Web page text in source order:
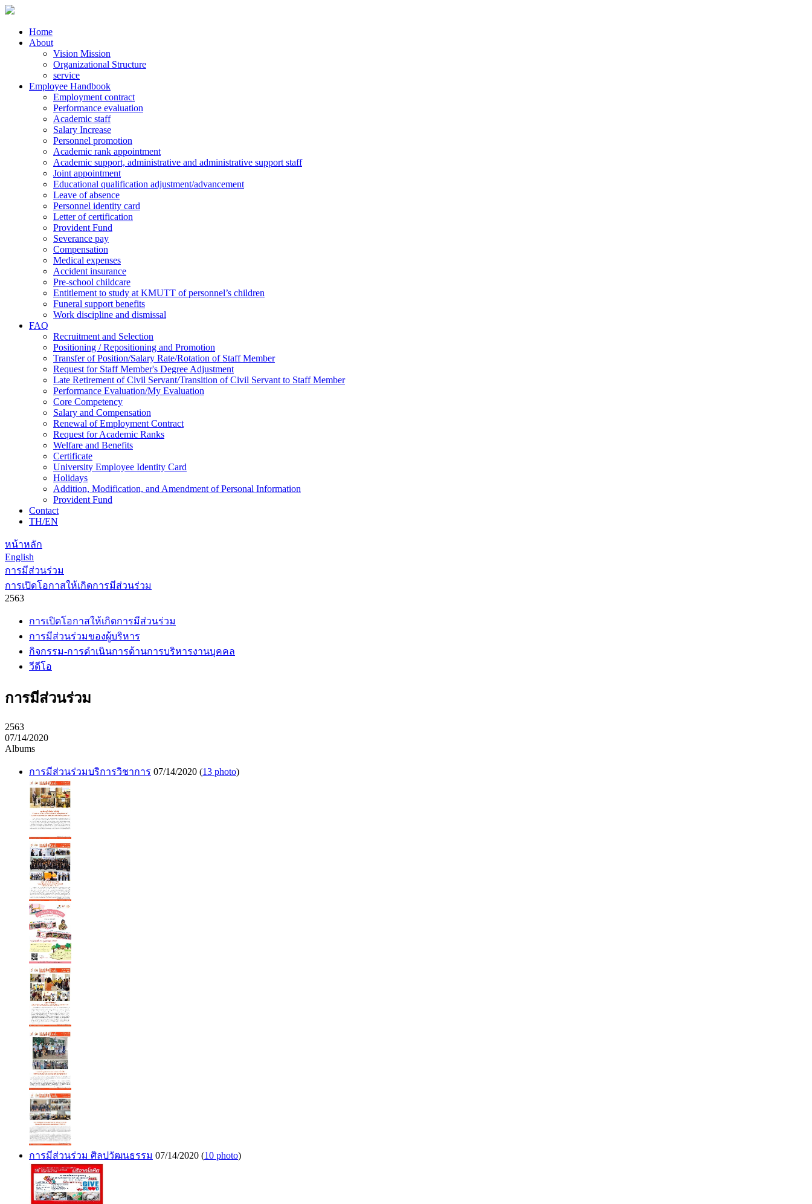
Home
About
Vision Mission
Organizational Structure
service
Employee Handbook
Employment contract
Performance evaluation
Academic staff
Salary Increase
Personnel promotion
Academic rank appointment
Academic support, administrative and administrative support staff
Joint appointment
Educational qualification adjustment/advancement
Leave of absence
Personnel identity card
Letter of certification
Provident Fund
Severance pay
Compensation
Medical expenses
Accident insurance
Pre-school childcare
Entitlement to study at KMUTT of personnel’s children
Funeral support benefits
Work discipline and dismissal
FAQ
Recruitment and Selection
Positioning / Repositioning and Promotion
Transfer of Position/Salary Rate/Rotation of Staff Member
Request for Staff Member's Degree Adjustment
Late Retirement of Civil Servant/Transition of Civil Servant to Staff Member
Performance Evaluation/My Evaluation
Core Competency
Salary and Compensation
Renewal of Employment Contract
Request for Academic Ranks
Welfare and Benefits
Certificate
University Employee Identity Card
Holidays
Addition, Modification, and Amendment of Personal Information
Provident Fund
Contact
TH/EN
หน้าหลัก
English
การมีส่วนร่วม
การเปิดโอกาสให้เกิดการมีส่วนร่วม
2563
การเปิดโอกาสให้เกิดการมีส่วนร่วม
การมีส่วนร่วมของผู้บริหาร
กิจกรรม-การดำเนินการด้านการบริหารงานบุคคล
วีดีโอ
การมีส่วนร่วม
2563
07/14/2020
Albums
การมีส่วนร่วมบริการวิชาการ 07/14/2020 (13 photo)
การมีส่วนร่วม ศิลปวัฒนธรรม 07/14/2020 (10 photo)